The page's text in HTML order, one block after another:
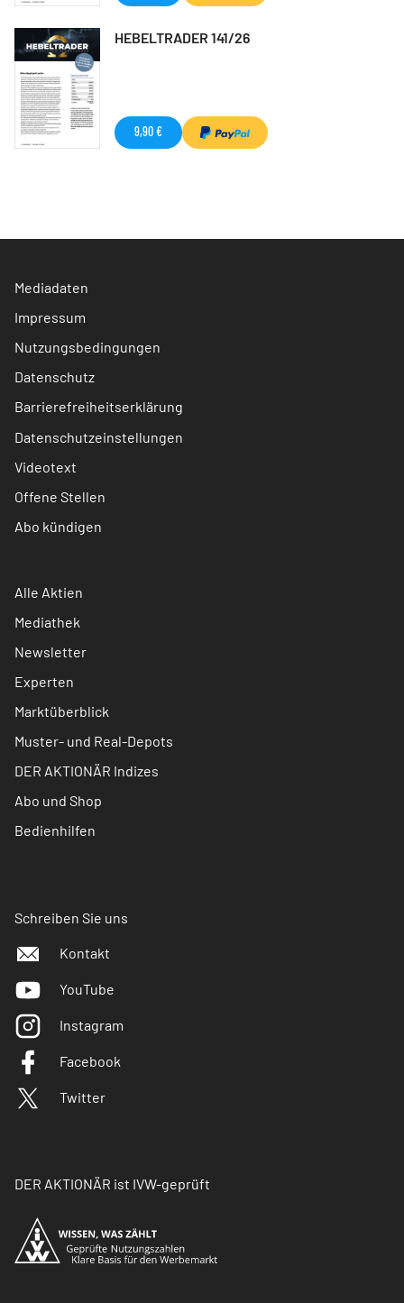
HEBELTRADER 141/26
9,90 €
Mediadaten
Impressum
Nutzungsbedingungen
Datenschutz
Barrierefreiheitserklärung
Datenschutzeinstellungen
Videotext
Offene Stellen
Abo kündigen
Alle Aktien
Mediathek
Newsletter
Experten
Marktüberblick
Muster- und Real-Depots
DER AKTIONÄR Indizes
Abo und Shop
Bedienhilfen
Schreiben Sie uns
Kontakt
YouTube
Instagram
Facebook
Twitter
DER AKTIONÄR ist IVW-geprüft